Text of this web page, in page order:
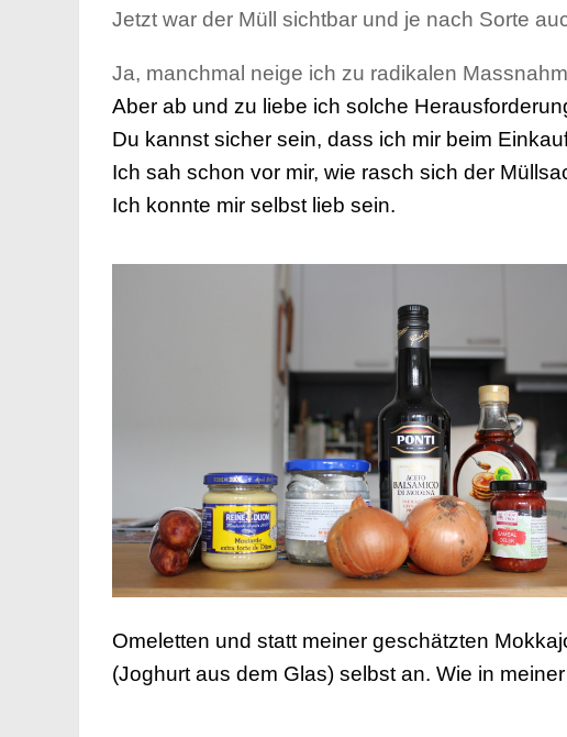
Jetzt war der Müll sichtbar und je nach Sorte
Ja, manchmal neige ich zu radikalen
Aber ab und zu liebe ich solche
Du kannst sicher sein, dass ich mir beim
Ich sah schon vor mir, wie rasch sich der
Ich konnte mir se lbst lieb sein.
Omeletten und statt meiner geschätzten
(Joghurt aus dem Glas) selbst an. Wie in